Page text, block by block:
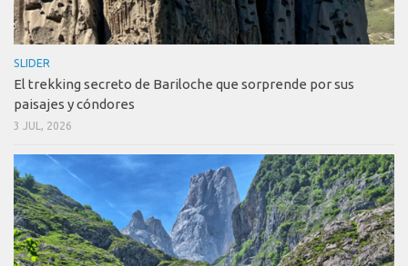
SLIDER
El trekking secreto de Bariloche que sorprende por sus
paisajes y cóndores
3 JUL, 2026